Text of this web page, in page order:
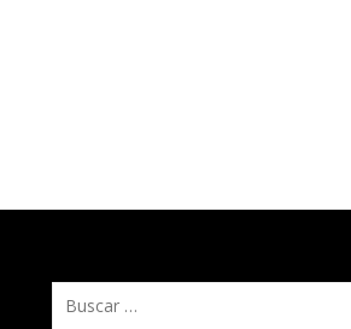
Buscar: